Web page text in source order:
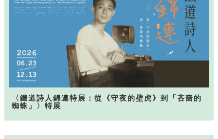
〈鐵道詩人錦連特展：從《守夜的壁虎》到「吝嗇的
蜘蛛」〉特展